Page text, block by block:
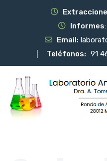
Informes
Email:
Teléfonos: 91